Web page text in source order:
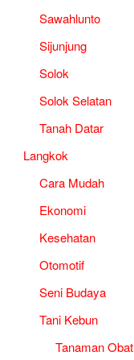
Sawahlunto
Sijunjung
Solok
Solok Selatan
Tanah Datar
Langkok
Cara Mudah
Ekonomi
Kesehatan
Otomotif
Seni Budaya
Tani Kebun
Tanaman Obat